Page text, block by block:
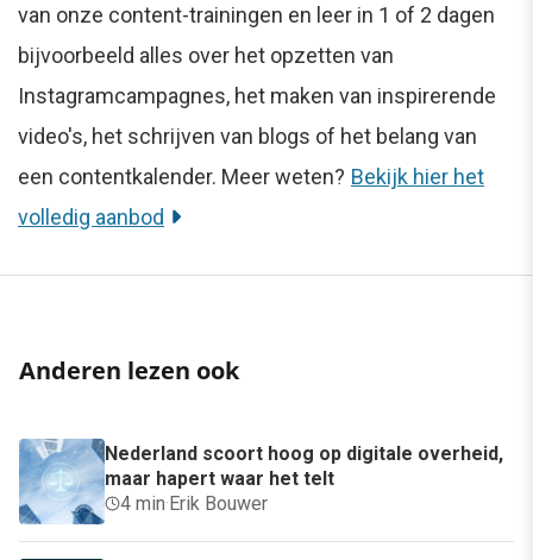
van onze content-trainingen en leer in 1 of 2 dagen
bijvoorbeeld alles over het opzetten van
Instagramcampagnes, het maken van inspirerende
video's, het schrijven van blogs of het belang van
een contentkalender. Meer weten? Bekijk hier het
volledig aanbod
Anderen lezen ook
Nederland scoort hoog op digitale overheid,
maar hapert waar het telt
4 min·Erik Bouwer